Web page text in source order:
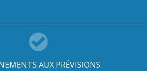
AUX PRÉVISIONS